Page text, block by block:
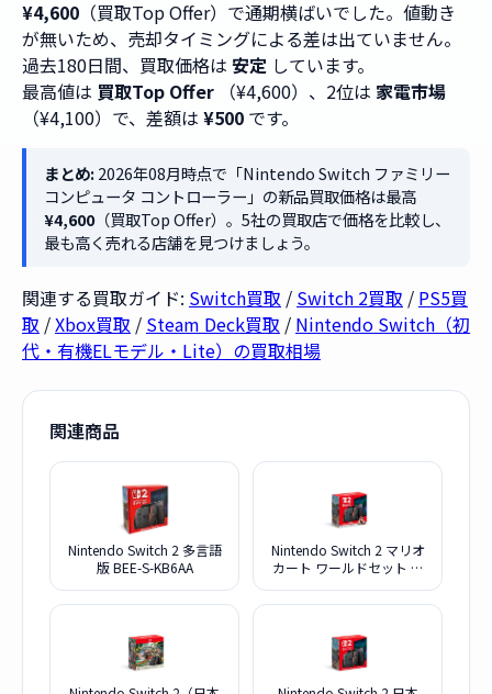
¥4,600 （買取Top Offer）で通期横ばいでした。値動き
が無いため、売却タイミングによる差は出ていません。
過去180日間、買取価格は 安定 しています。
最高値は 買取Top Offer （¥4,600）、2位は 家電市場
（¥4,100）で、差額は ¥500 です。
まとめ:2026年08月時点で「Nintendo Switch ファミリー
コンピュータ コントローラー」の新品買取価格は最高
¥4,600（買取Top Offer）。5社の買取店で価格を比較し、
最も高く売れる店舗を見つけましょう。
関連する買取ガイド: Switch買取 / Switch 2買取 / PS5買
取 /Xbox買取 / Steam Deck買取 / Nintendo Switch（初
代・有機ELモデル・Lite）の買取相場
関連商品
Nintendo Switch 2 多言語
版 BEE-S-KB6AA
Nintendo Switch 2 マリオ
カート ワールドセット 日
KB6PA